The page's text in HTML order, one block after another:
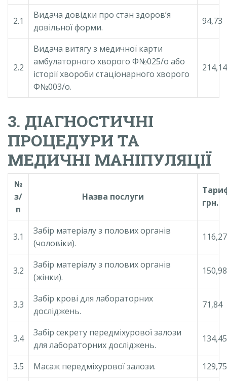
2.1
Видача довідки про стан здоров’я
довільної форми.
94,73
2.2
Видача витягу з медичної карти
амбулаторного хворого Ф№025/о або
історії хвороби стаціонарного хворого
Ф№003/о.
214,14
3. ДІАГНОСТИЧНІ
ПРОЦЕДУРИ ТА
МЕДИЧНІ МАНІПУЛЯЦІЇ
№
з/
п
Назва послуги
грн.
3.1
Забір матеріалу з полових органів
(чоловіки).
116,27
3.2
Забір матеріалу з полових органів
(жінки).
150,98
3.3
Забір крові для лабораторних
досліджень.
71,84
3.4
Забір секрету передміхурової залози
для лабораторних досліджень.
134,45
3.5 Масаж передміхурової залози.
129,75